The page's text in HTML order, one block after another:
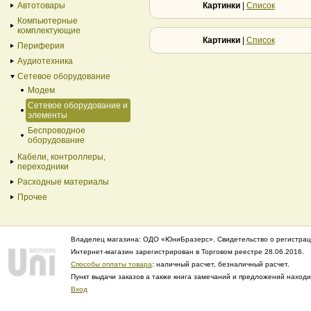
Картинки| Список
Картинки| Список
Автотовары
Компьютерные
комплектующие
Периферия
Аудиотехника
Сетевое оборудование
Модем
Сетевое оборудование и
элементы
Беспроводное
оборудование
Кабели, контроллеры,
переходники
Расходные материалы
Прочее
Владелец магазина: ОДО «ЮниБразерс». Свидетельство о
Интернет-магазин зарегистрирован в Торговом реестре 28.06.2016.
Способы оплаты товара: наличный расчет, безналичный расчет.
Пункт выдачи заказов а также книга замечаний и предложений
Вход